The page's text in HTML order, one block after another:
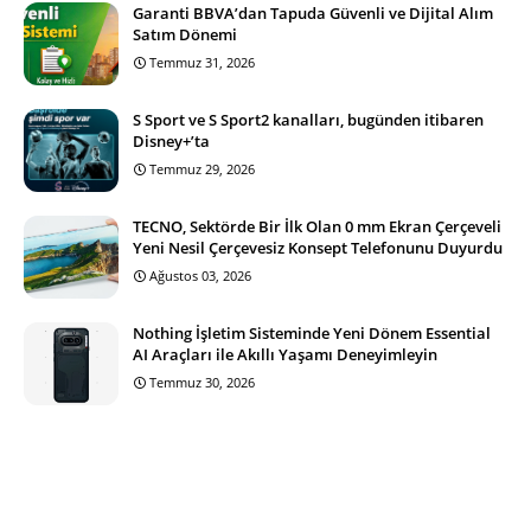
Garanti BBVA’dan Tapuda Güvenli ve Dijital Alım
Satım Dönemi
Temmuz 31, 2026
S Sport ve S Sport2 kanalları, bugünden itibaren
Disney+’ta
Temmuz 29, 2026
TECNO, Sektörde Bir İlk Olan 0 mm Ekran Çerçeveli
Yeni Nesil Çerçevesiz Konsept Telefonunu Duyurdu
Ağustos 03, 2026
Nothing İşletim Sisteminde Yeni Dönem Essential
AI Araçları ile Akıllı Yaşamı Deneyimleyin
Temmuz 30, 2026